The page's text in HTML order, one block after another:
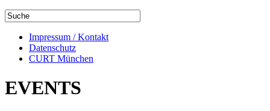
Impressum / Kontakt
Datenschutz
CURT München
EVENTS